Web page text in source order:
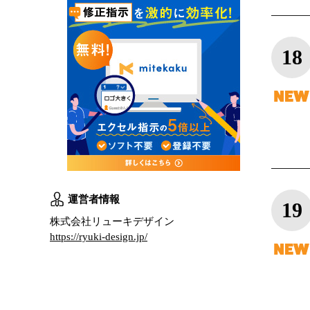
18
19
運営者情報
株式会社リューキデザイン
https://ryuki-design.jp/